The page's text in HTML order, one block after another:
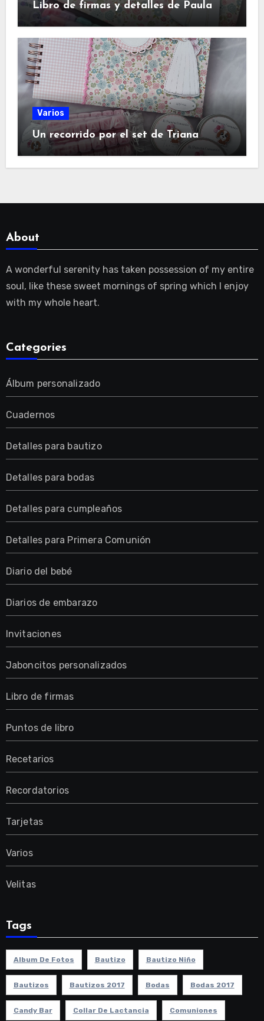
Libro de firmas y detalles de Paula
Varios
Un recorrido por el set de Triana
About
A wonderful serenity has taken possession of my entire
soul, like these sweet mornings of spring which I enjoy
with my whole heart.
Categories
Álbum personalizado
Cuadernos
Detalles para bautizo
Detalles para bodas
Detalles para cumpleaños
Detalles para Primera Comunión
Diario del bebé
Diarios de embarazo
Invitaciones
Jaboncitos personalizados
Libro de firmas
Puntos de libro
Recetarios
Recordatorios
Tarjetas
Varios
Velitas
Tags
Album De Fotos Bautizo Bautizo Niño
Bautizos Bautizos 2017 Bodas Bodas 2017
Candy Bar Collar De Lactancia Comuniones